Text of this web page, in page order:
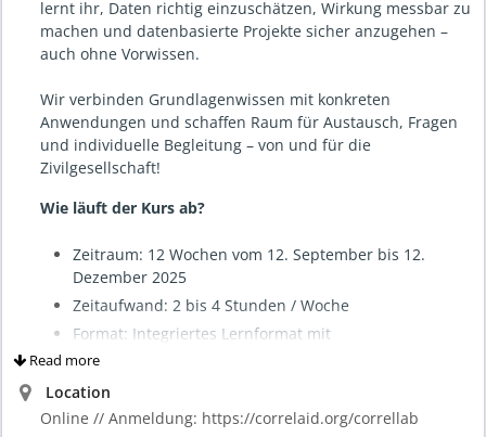
lernt ihr, Daten richtig einzuschätzen, Wirkung messbar zu
machen und datenbasierte Projekte sicher anzugehen –
auch ohne Vorwissen.
Wir verbinden Grundlagenwissen mit konkreten
Anwendungen und schaffen Raum für Austausch, Fragen
und individuelle Begleitung – von und für die
Zivilgesellschaft!
Wie läuft der Kurs ab?
Zeitraum: 12 Wochen vom 12. September bis 12.
Dezember 2025
Zeitaufwand: 2 bis 4 Stunden / Woche
Format: Integriertes Lernformat mit
wöchentlicher Online-Livesession mit
datenwissenschaftlichen Tutor*innen, immer
Read more
Location
Online // Anmeldung: https://correlaid.org/correllab